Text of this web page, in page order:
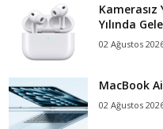
Kamerasız
Yılında
02 Ağustos
MacBook
02 Ağustos